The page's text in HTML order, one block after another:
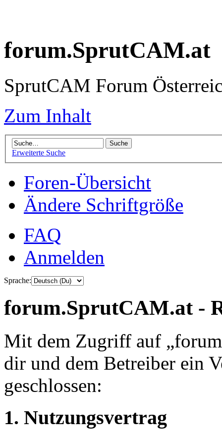
forum.SprutCAM.at
SprutCAM Forum
Zum Inhalt
Erweiterte Suche
Foren-Übersicht
Ändere Schriftgröße
FAQ
Anmelden
Sprache:
forum.SprutCAM.at -
Mit dem Zugriff auf
dir und dem Betreiber ein
geschlossen:
1. Nutzungsvertrag